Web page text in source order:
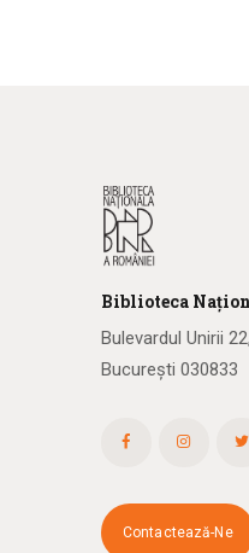
Biblioteca N
Bulevardul Unirii 22,
București 030833
Contactează-Ne